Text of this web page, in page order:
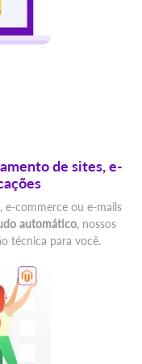
de sites, e-
e-commerce ou e-mails
automático, nossos
técnica para você.